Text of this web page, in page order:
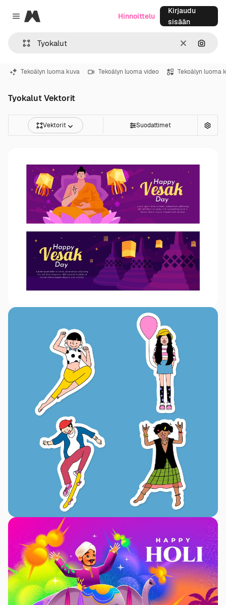
Close menu
Magnific
SelkeäHae
Hinnoittelu
Kirjaudu
sisään
Tekoälyn luoma kuva Tekoälyn luoma video Tekoälyn luoma
Tyokalut Vektorit
Vektorit Suodattimet